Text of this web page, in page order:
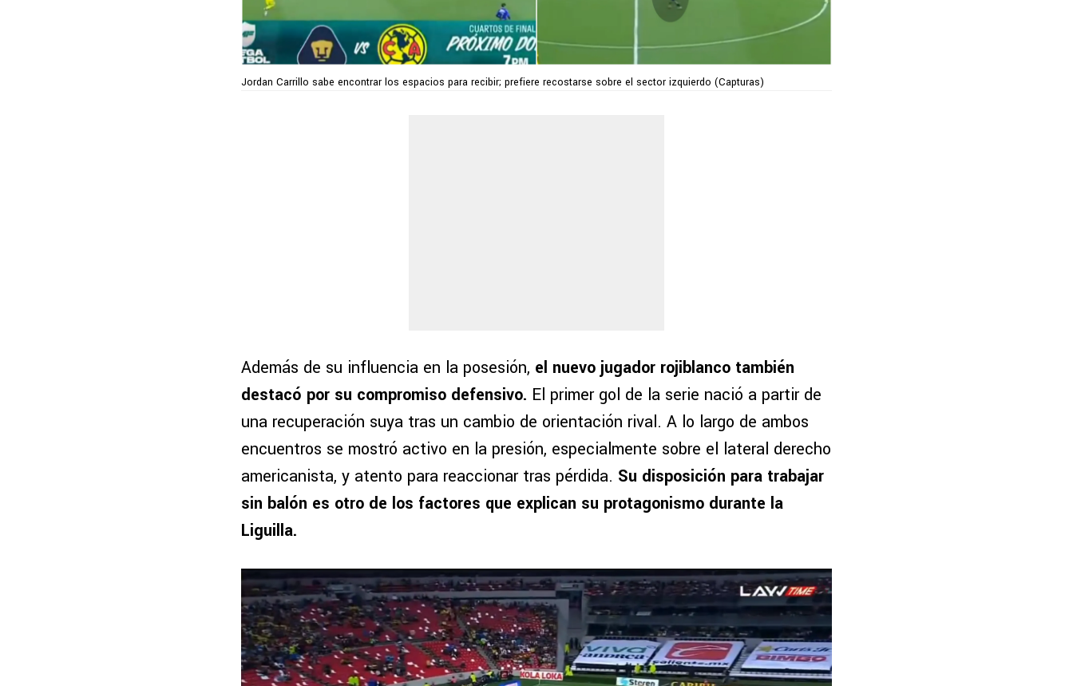
Jordan Carrillo sabe encontrar los espacios para recibir; prefiere recostarse sobre el sector izquierdo (Capturas)
Además de su influencia en la posesión, el nuevo jugador rojiblanco también
destacó por su compromiso defensivo. El primer gol de la serie nació a partir de
una recuperación suya tras un cambio de orientación rival. A lo largo de ambos
encuentros se mostró activo en la presión, especialmente sobre el lateral derecho
americanista, y atento para reaccionar tras pérdida. Su disposición para trabajar
sin balón es otro de los factores que explican su protagonismo durante la
Liguilla.